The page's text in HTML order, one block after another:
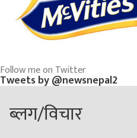
Follow me on Twitter
Tweets by @newsnepal2
ब्लग/विचार